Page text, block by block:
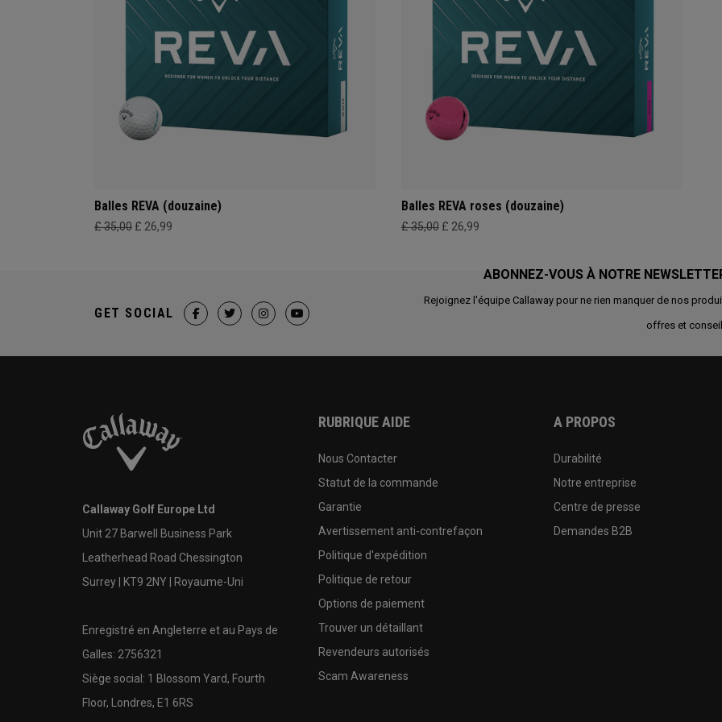
Balles REVA (douzaine)
£ 35,00 £ 26,99
Balles REVA roses (douzaine)
£ 35,00 £ 26,99
ABONNEZ-VOUS À NOTRE
Rejoignez l'équipe Callaway pour ne rien manquer de nos
offres et
GET SOCIAL
Callaway Golf Europe Ltd
Unit 27 Barwell Business Park
Leatherhead Road Chessington
Surrey | KT9 2NY | Royaume-Uni
Enregistré en Angleterre et au Pays de
Galles: 2756321
Siège social: 1 Blossom Yard, Fourth
Floor, Londres, E1 6RS
RUBRIQUE AIDE
Nous Contacter
Statut de la commande
Garantie
Avertissement anti-contrefaçon
Politique d'expédition
Politique de retour
Options de paiement
Trouver un détaillant
Revendeurs autorisés
Scam Awareness
A PROPOS
Durabilité
Notre entreprise
Centre de presse
Demandes B2B